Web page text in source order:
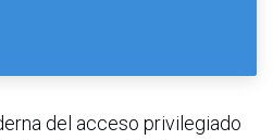
del acceso privilegiado